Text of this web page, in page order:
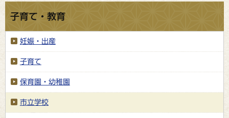
子育て・教育
妊娠・出産
子育て
保育園・幼稚園
市立学校